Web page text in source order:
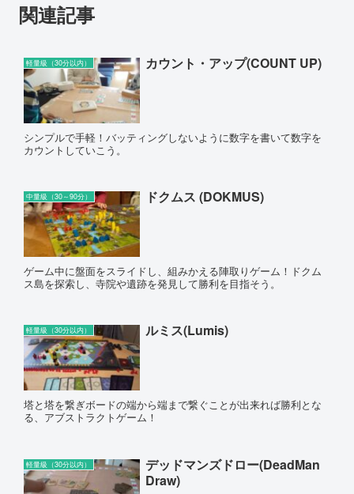
関連記事
軽量級（30分以内） カウント・アップ(COUNT UP)
シンプルで手軽！バッティングしないように数字を書いて数字を
カウントしていこう。
中量級（30～90分） ドクムス (DOKMUS)
ゲーム中に盤面をスライドし、組みかえる陣取りゲーム！ドクム
ス島を探索し、寺院や遺跡を発見して勝利を目指そう。
軽量級（30分以内） ルミス(Lumis)
塔と塔を繋ぎボードの端から端まで繋ぐことが出来れば勝利とな
る、アブストラクトゲーム！
軽量級（30分以内）
デッドマンズドロー(DeadMan
Draw)